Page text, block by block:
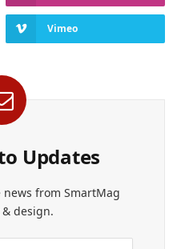
Vimeo
Updates
from SmartMag
design.